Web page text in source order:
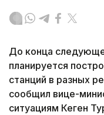
До конца
планируется
станций в разных
сообщил вице-
ситуациям Кеген